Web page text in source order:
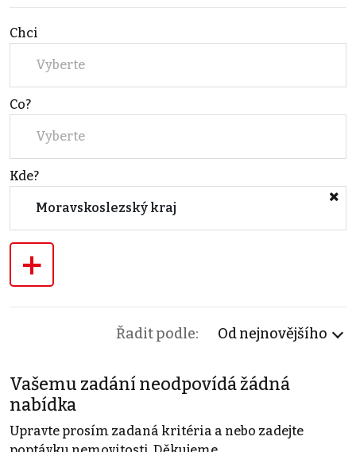
Chci
Vyberte
Co?
Vyberte
Kde?
Moravskoslezský kraj
+
Řadit podle: Od nejnovějšího
Vašemu zadání neodpovídá žádná
nabídka
Upravte prosím zadaná kritéria a nebo zadejte